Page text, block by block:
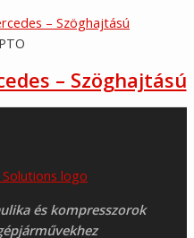
PTO
– Szöghajtású
és kompresszorok